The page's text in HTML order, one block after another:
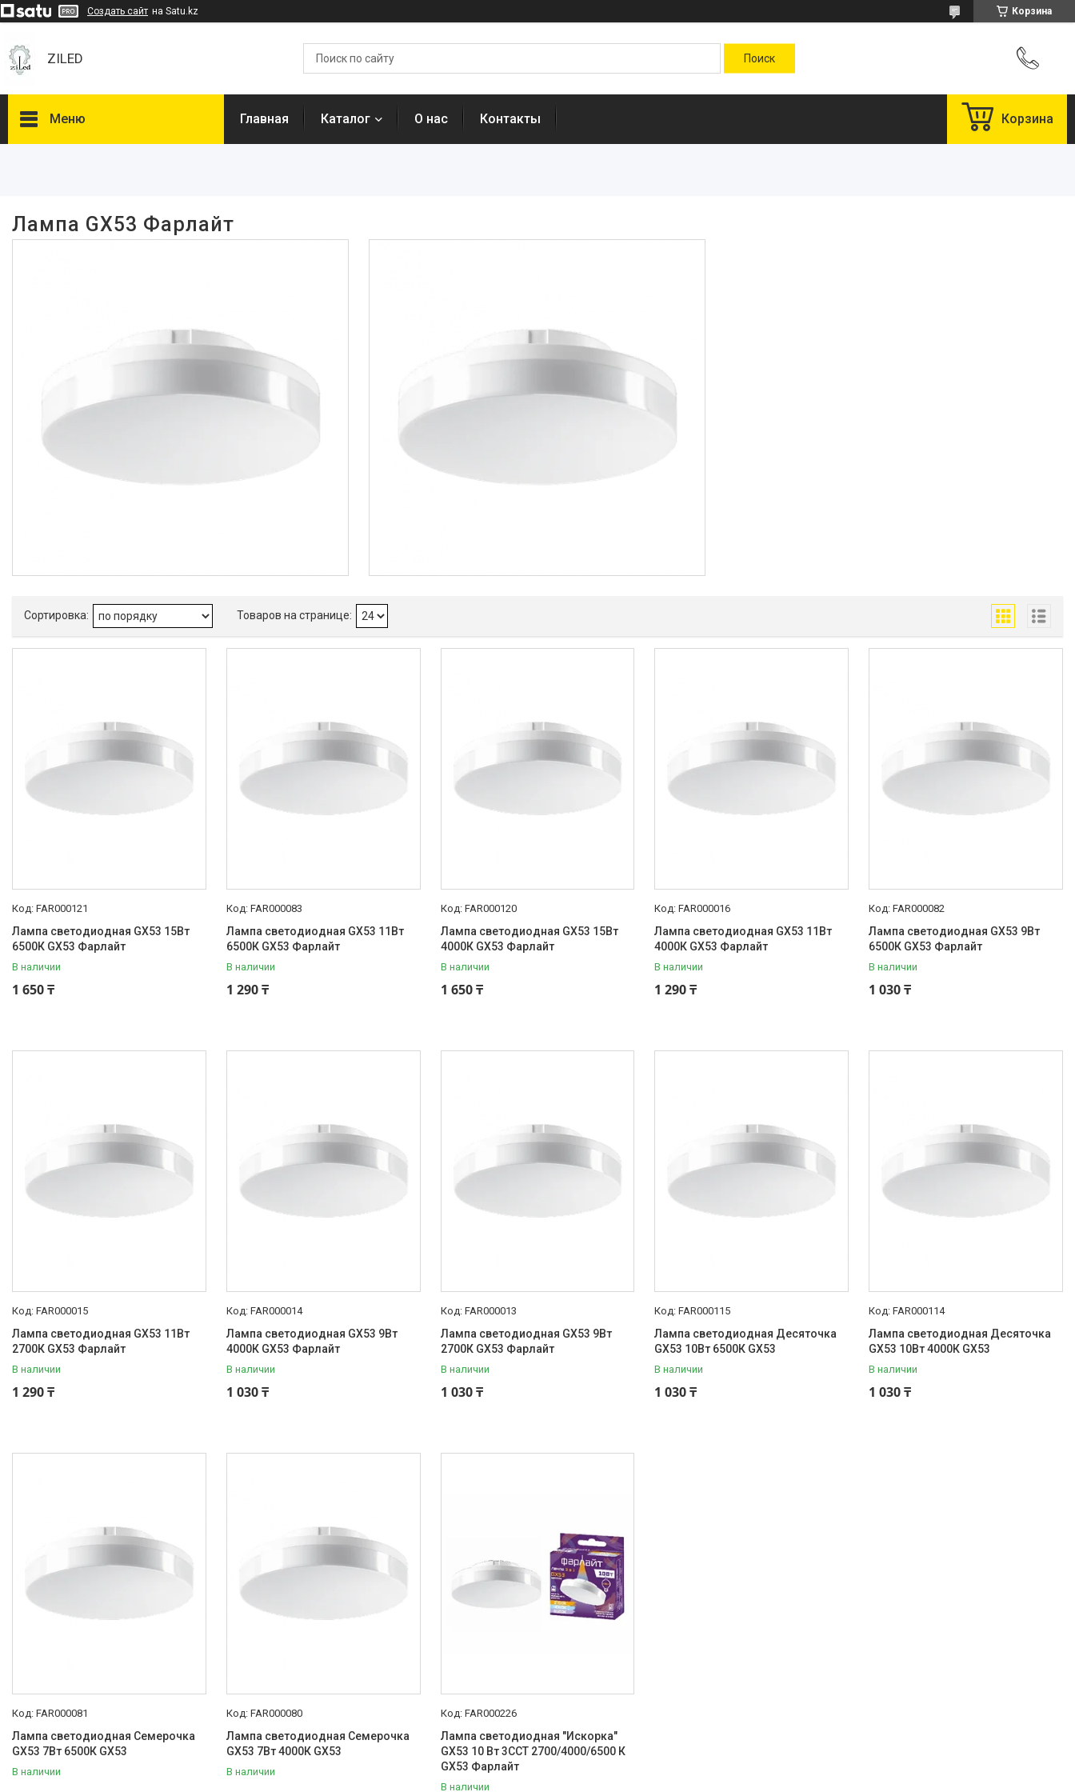
Создать сайт на Satu.kz Корзина
ZILED
Меню
Наличие
Световые Технологии
ФАРЛАЙТ
NLCO
Главная Каталог О нас Контакты Корзина
Лампа GX53 Фарлайт
FAR000121
Лампа светодиодная GX53 15Вт
6500К GX53 Фарлайт
В наличии
1 650 ₸
FAR000083
Лампа светодиодная GX53 11Вт
6500К GX53 Фарлайт
В наличии
1 290 ₸
FAR000120
Лампа светодиодная GX53 15Вт
4000К GX53 Фарлайт
В наличии
1 650 ₸
FAR000016
Лампа светодиодная GX53 11Вт
4000К GX53 Фарлайт
В наличии
1 290 ₸
FAR000082
Лампа светодиодная GX53 9Вт
6500К GX53 Фарлайт
В наличии
1 030 ₸
FAR000015
Лампа светодиодная GX53 11Вт
2700К GX53 Фарлайт
В наличии
1 290 ₸
FAR000014
Лампа светодиодная GX53 9Вт
4000К GX53 Фарлайт
В наличии
1 030 ₸
FAR000013
Лампа светодиодная GX53 9Вт
2700К GX53 Фарлайт
В наличии
1 030 ₸
FAR000115
Лампа светодиодная Десяточка
GX53 10Вт 6500К GX53
В наличии
1 030 ₸
FAR000114
Лампа светодиодная Десяточка
GX53 10Вт 4000К GX53
В наличии
1 030 ₸
FAR000081
Лампа светодиодная Семерочка
GX53 7Вт 6500К GX53
В наличии
FAR000080
Лампа светодиодная Семерочка
GX53 7Вт 4000К GX53
В наличии
FAR000226
Лампа светодиодная "Искорка"
GX53 10 Вт 3ССТ 2700/4000/6500 К
GX53 Фарлайт
В наличии